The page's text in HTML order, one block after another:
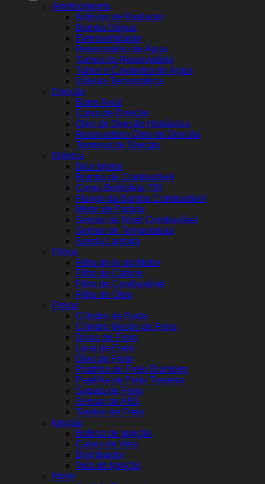
Arrefecimento
Aditivos de Radiador
Bomba Dágua
Eletroventilador
Reservatório de Água
Tampa do Reservatório
Tubos e Cavaletes de Água
Válvula Termostática
Direção
Barra Axial
Caixa de Direção
Óleo de Direção Hidráulica
Reservatório Óleo de Direção
Terminal de Direção
Elétrica
Bico Injetor
Bomba de Combustível
Corpo Borboleta TBI
Flange da Bomba Combustível
Motor de Partida
Sensor de Nível Combustível
Sensor de Temperatura
Sonda Lambda
Filtros
Filtro de Ar do Motor
Filtro de Cabine
Filtro de Combustível
Filtro de Óleo
Freios
Cilindro de Roda
Cilindro Mestre de Freio
Disco de Freio
Lona de Freio
Óleo de Freio
Pastilha de Freio Dianteiro
Pastilha de Freio Traseira
Sapata de Freio
Sensor do ABS
Tambor de Freio
Ignição
Bobina de Ignição
Cabos de Vela
Distribuidor
Vela de Ignição
Motor